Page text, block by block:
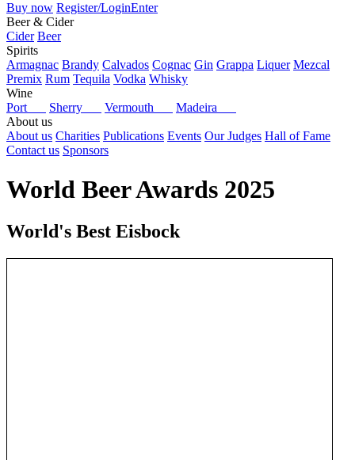
Buy now Register/LoginEnter
Beer & Cider
Cider Beer
Spirits
Armagnac Brandy Calvados Cognac Gin Grappa Liquer Mezcal
Premix Rum Tequila Vodka Whisky
Wine
Port
Sherry Vermouth
Madeira
About us
About us Charities Publications Events Our Judges Hall of Fame
Contact us Sponsors
World Beer Awards 2025
World's Best Eisbock